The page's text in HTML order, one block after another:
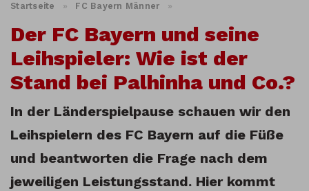
Startseite » FC Bayern Männer »
Der FC Bayern und seine
Leihspieler: Wie ist der
Stand bei Palhinha und Co.?
In der Länderspielpause schauen wir den
Leihspielern des FC Bayern auf die Füße
und beantworten die Frage nach dem
jeweiligen Leistungsstand. Hier kommt